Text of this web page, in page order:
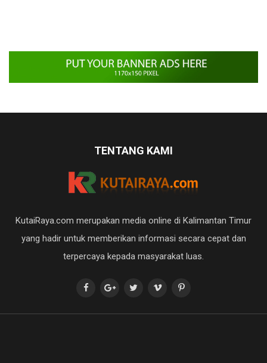
TENTANG KAMI
KutaiRaya.com merupakan media online di Kalimantan Timur
yang hadir untuk memberikan informasi secara cepat dan
terpercaya kepada masyarakat luas.